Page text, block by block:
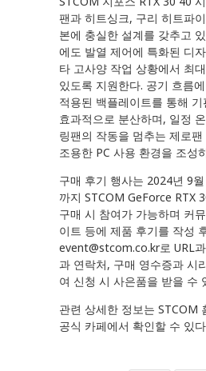
팬과 히트싱크, 구리 히트파
본에 충실한 설계를 갖추고
에도 발열 제어에 특화된 디
타 고사양 작업 상황에서 최
있도록 지원한다. 공기 흐름
적용된 백플레이트를 통해
효과적으로 분산하며, 일정
링팬의 작동을 멈추는 제로
조용한 PC 사용 환경을 조성
구매 후기 행사는 2024년 9
까지 STCOM GeForce RTX
구매 시 참여가 가능하며 커
이트 등에 제품 후기를 작성
event@stcom.co.kr로 URL
과 연락처, 구매 영수증과 시
여 신청 시 사은품을 받을 수
관련 상세한 정보는 STCOM
공식 카페에서 확인할 수 있